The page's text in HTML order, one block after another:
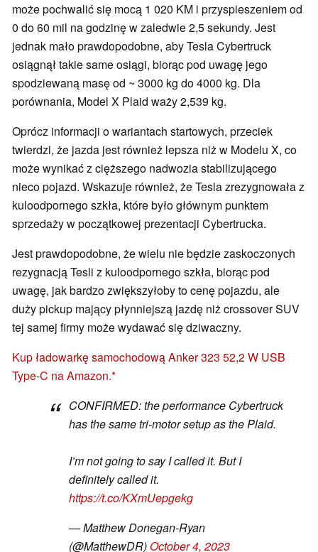
może pochwalić się mocą 1 020 KM i przyspieszeniem od
0 do 60 mil na godzinę w zaledwie 2,5 sekundy. Jest
jednak mało prawdopodobne, aby Tesla Cybertruck
osiągnął takie same osiągi, biorąc pod uwagę jego
spodziewaną masę od ~ 3000 kg do 4000 kg. Dla
porównania, Model X Plaid waży 2,539 kg.
Oprócz informacji o wariantach startowych, przeciek
twierdzi, że jazda jest również lepsza niż w Modelu X, co
może wynikać z cięższego nadwozia stabilizującego
nieco pojazd. Wskazuje również, że Tesla zrezygnowała z
kuloodpornego szkła, które było głównym punktem
sprzedaży w początkowej prezentacji Cybertrucka.
Jest prawdopodobne, że wielu nie będzie zaskoczonych
rezygnacją Tesli z kuloodpornego szkła, biorąc pod
uwagę, jak bardzo zwiększyłoby to cenę pojazdu, ale
duży pickup mający płynniejszą jazdę niż crossover SUV
tej samej firmy może wydawać się dziwaczny.
Kup ładowarkę samochodową Anker 323 52,2 W USB
Type-C na Amazon.
CONFIRMED: the performance Cybertruck
has the same tri-motor setup as the Plaid.
I’m not going to say I called it. But I
definitely called it.
https://t.co/KXmUepgekg
— Matthew Donegan-Ryan
(@MatthewDR) October 4, 2023